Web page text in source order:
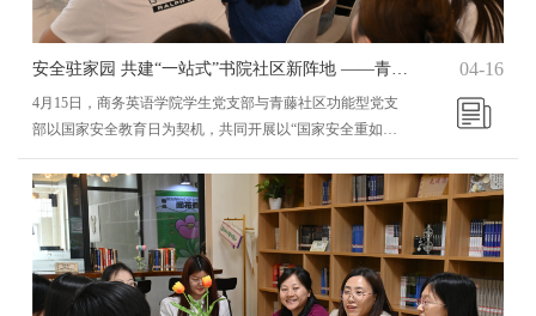
安全驻家园 共建“一站式”书院社区新阵地 ——青藤书院&商务英语学院开展4月主题党日活动
4月15日，商务英语学院学生党支部与青藤社区功能型党支
部以国家安全教育日为契机，共同开展以“国家安全重如
山，重任在肩不畏难”4月主题党日活动。本次主题党日活动
特邀请到校长助理杨碧霞同志、校长助理栗艳龄同志深入青
藤社区，与支部书记面对面解决实际问题、与学生党员面对
面交流。多方位结合发展深入基层，做到足够的了解贴近，
才能更好地开展工作。青藤书院“一站式”书院社区功能型党
支部书记石宁老师先就青藤书院学生入住情况、...
04-16